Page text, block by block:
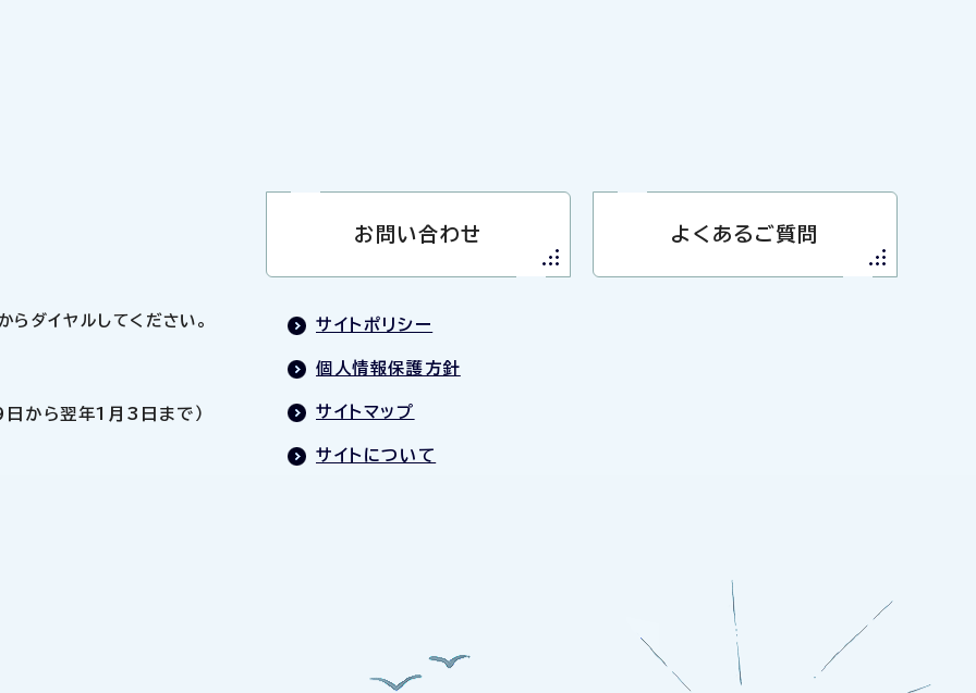
イヤルしてください。
日から翌年1月3日まで）
お問い合わせ よくあるご質問
サイトポリシー
個人情報保護方針
サイトマップ
サイトについて